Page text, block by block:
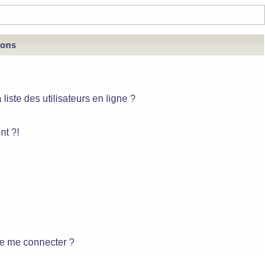
liste des utilisateurs en ligne ?
?!
me connecter ?